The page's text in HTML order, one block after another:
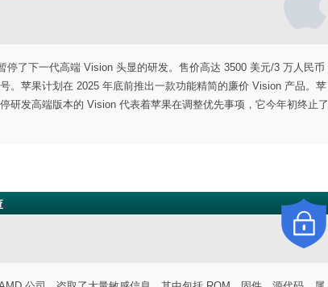
了下一代高端 Vision 头显的研发。售价高达 3500 美元/3 万人民币
。苹果计划在 2025 年底前推出一款功能精简的廉价 Vision 产品。苹
发高端版本的 Vision 代表着苹果在调整优先事项，它今年初终止了